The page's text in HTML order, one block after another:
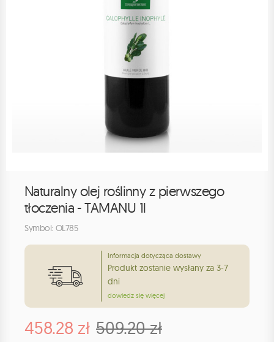
Naturalny olej roślinny z pierwszego
tłoczenia - TAMANU 1l
Symbol: OL785
Informacja dotycząca dostawy
Produkt zostanie wysłany za 3-7
dni
dowiedz się więcej
458.28 zł 509.20 zł